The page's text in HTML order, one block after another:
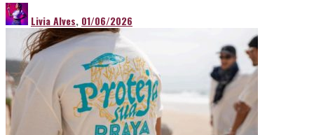
Livia Alves, 01/06/2026